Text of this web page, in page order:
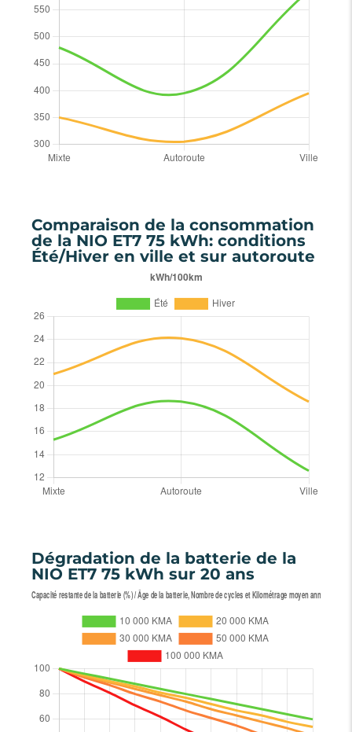
Comparaison de la consommation
de la NIO ET7 75 kWh: conditions
Été/Hiver en ville et sur autoroute
Dégradation de la batterie de la
NIO ET7 75 kWh sur 20 ans